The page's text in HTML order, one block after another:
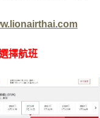
擇航班